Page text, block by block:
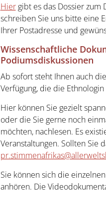
Hiergibt es das Dossier zum
schreiben Sie uns bitte eine
Ihrer Postadresse und
Wissenschaftliche
Podiumsdiskussionen
Ab sofort steht Ihnen auch die
Verfügung, die die
Hier können Sie gezielt
oder die Sie gerne noch
möchten, nachlesen. Es
Veranstaltungen. Sollten Sie
Sie können sich die
anhören. Die